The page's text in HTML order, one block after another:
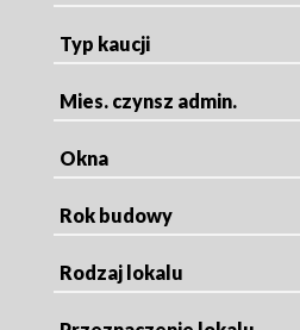
Typ kaucji
Mies. czynsz admin.
Okna
Rok budowy
Rodzaj lokalu